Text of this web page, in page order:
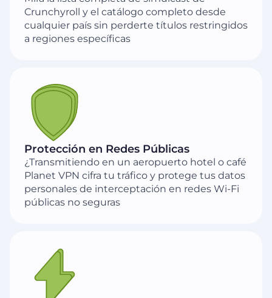
Crunchyroll y el catálogo completo desde
cualquier país sin perderte títulos restringidos
a regiones específicas
Protección en Redes Públicas
¿Transmitiendo en un aeropuerto hotel o café
Planet VPN cifra tu tráfico y protege tus datos
personales de interceptación en redes Wi-Fi
públicas no seguras